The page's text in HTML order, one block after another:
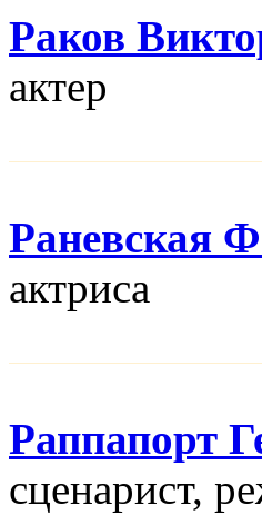
Раков
актер
Раневская
актриса
Раппапорт
сценарист,